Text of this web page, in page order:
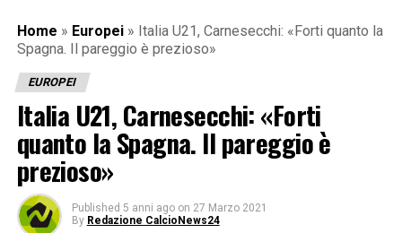
Home » Europei » Italia U21, Carnesecchi: «Forti quanto la
Spagna. Il pareggio è prezioso»
EUROPEI
Italia U21, Carnesecchi: «Forti
quanto la Spagna. Il pareggio è
prezioso»
Published 5 anni ago on 27 Marzo 2021
By Redazione CalcioNews24